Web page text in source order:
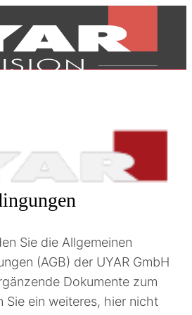
Sie die Allgemeinen
(AGB) der UYAR GmbH
Dokumente zum
Sie ein weiteres, hier nicht